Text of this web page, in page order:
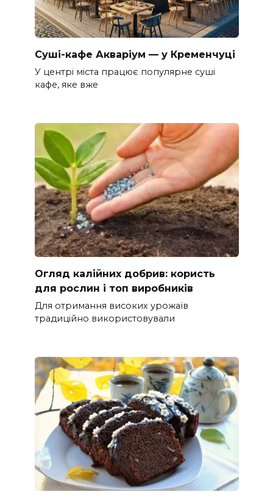
Суші-кафе Акваріум — у Кременчуці
У центрі міста працює популярне суші
кафе, яке вже
Огляд калійних добрив: користь
для рослин і топ виробників
Для отримання високих урожаїв
традиційно використовували